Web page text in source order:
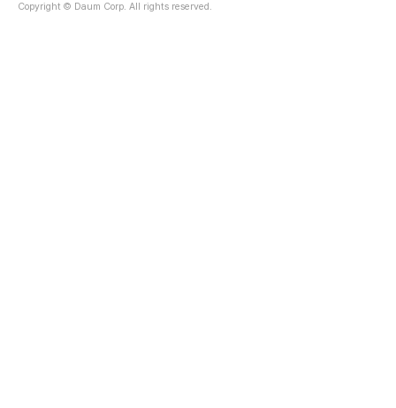
뤄버리는 것. 그래서..
Copyright © Daum Corp. All rights reserved.